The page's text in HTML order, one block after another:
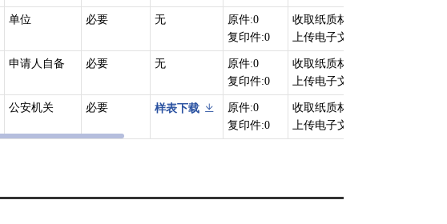
单位 必要 无
原件:0
复印件:0
收取纸质材料、
上传电子文件
申请人自备 必要 无
原件:0
复印件:0
收取纸质材料、
上传电子文件
公安机关 必要 样表下载
原件:0
复印件:0
收取纸质材料、
上传电子文件